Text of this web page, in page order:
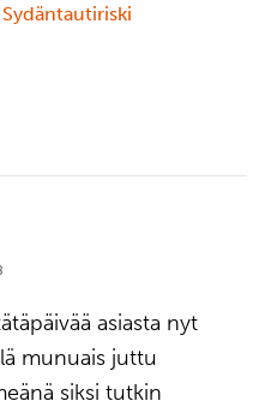
Sydäntautiriski
asiasta nyt
munuais juttu
siksi tutkin